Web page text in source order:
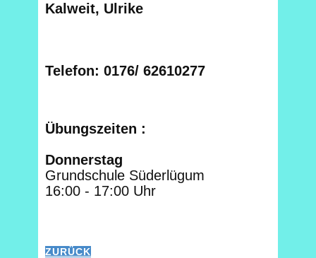
Kalweit, Ulrike
Telefon: 0176/ 62610277
Übungszeiten :
Donnerstag
Grundschule Süderlügum
16:00 - 17:00 Uhr
ZURÜCK